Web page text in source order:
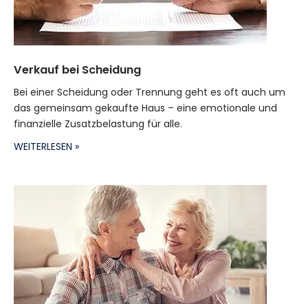
Verkauf bei Scheidung
Bei einer Scheidung oder Trennung geht es oft auch um
das gemeinsam gekaufte Haus – eine emotionale und
finanzielle Zusatzbelastung für alle.
WEITERLESEN »